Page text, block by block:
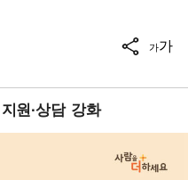
가가
원·상담 강화